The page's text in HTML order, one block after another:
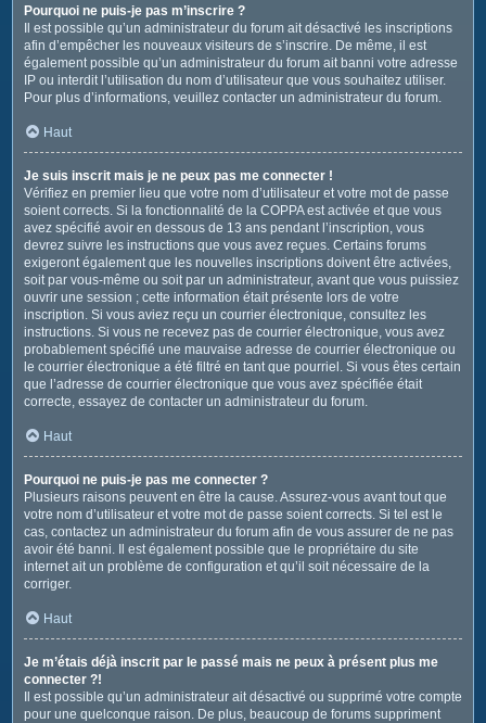
Pourquoi ne puis-je pas m’inscrire ?
Il est possible qu’un administrateur du forum ait désactivé les inscriptions
afin d’empêcher les nouveaux visiteurs de s’inscrire. De même, il est
également possible qu’un administrateur du forum ait banni votre adresse
IP ou interdit l’utilisation du nom d’utilisateur que vous souhaitez utiliser.
Pour plus d’informations, veuillez contacter un administrateur du forum.
Haut
Je suis inscrit mais je ne peux pas me connecter !
Vérifiez en premier lieu que votre nom d’utilisateur et votre mot de passe
soient corrects. Si la fonctionnalité de la COPPA est activée et que vous
avez spécifié avoir en dessous de 13 ans pendant l’inscription, vous
devrez suivre les instructions que vous avez reçues. Certains forums
exigeront également que les nouvelles inscriptions doivent être activées,
soit par vous-même ou soit par un administrateur, avant que vous puissiez
ouvrir une session ; cette information était présente lors de votre
inscription. Si vous aviez reçu un courrier électronique, consultez les
instructions. Si vous ne recevez pas de courrier électronique, vous avez
probablement spécifié une mauvaise adresse de courrier électronique ou
le courrier électronique a été filtré en tant que pourriel. Si vous êtes certain
que l’adresse de courrier électronique que vous avez spécifiée était
correcte, essayez de contacter un administrateur du forum.
Haut
Pourquoi ne puis-je pas me connecter ?
Plusieurs raisons peuvent en être la cause. Assurez-vous avant tout que
votre nom d’utilisateur et votre mot de passe soient corrects. Si tel est le
cas, contactez un administrateur du forum afin de vous assurer de ne pas
avoir été banni. Il est également possible que le propriétaire du site
internet ait un problème de configuration et qu’il soit nécessaire de la
corriger.
Haut
Je m’étais déjà inscrit par le passé mais ne peux à présent plus me
connecter ?!
Il est possible qu’un administrateur ait désactivé ou supprimé votre compte
pour une quelconque raison. De plus, beaucoup de forums suppriment